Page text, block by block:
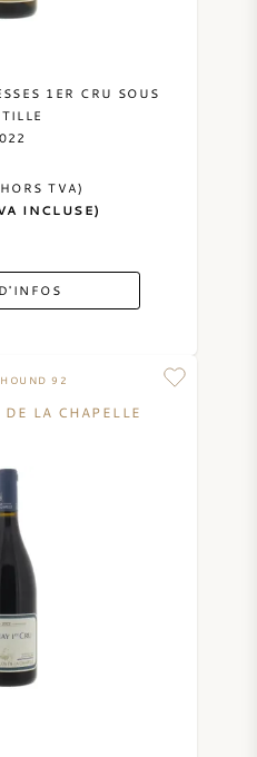
1ER CRU SOUS
TVA)
INCLUSE)
92
LA CHAPELLE